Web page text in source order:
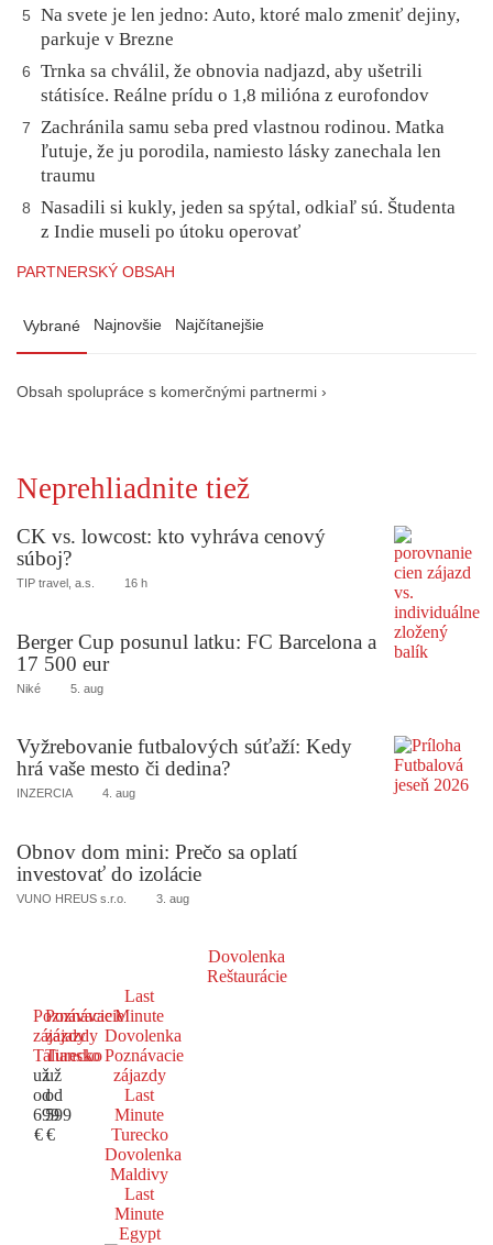
5
Na svete je len jedno: Auto, ktoré malo zmeniť dejiny,
parkuje v Brezne
6
Trnka sa chválil, že obnovia nadjazd, aby ušetrili
státisíce. Reálne prídu o 1,8 milióna z eurofondov
7
Zachránila samu seba pred vlastnou rodinou. Matka
ľutuje, že ju porodila, namiesto lásky zanechala len
traumu
8
Nasadili si kukly, jeden sa spýtal, odkiaľ sú. Študenta
z Indie museli po útoku operovať
PARTNERSKÝ OBSAH
Vybrané Najnovšie Najčítanejšie
Obsah spolupráce s komerčnými partnermi ›
Neprehliadnite tiež
CK vs. lowcost: kto vyhráva cenový
súboj?
TIP travel, a.s. 16 h
Berger Cup posunul latku: FC Barcelona a
17 500 eur
Niké 5. aug
Vyžrebovanie futbalových súťaží: Kedy
hrá vaše mesto či dedina?
INZERCIA 4. aug
Obnov dom mini: Prečo sa oplatí
investovať do izolácie
VUNO HREUS s.r.o. 3. aug
Dovolenka
Reštaurácie
Poznávacie
zájazdy
Taliansko
už
od
699
€
Poznávacie
zájazdy
Turecko
už
od
599
€
Last
Minute
Dovolenka
Poznávacie
zájazdy
Last
Minute
Turecko
Dovolenka
Maldivy
Last
Minute
Egypt